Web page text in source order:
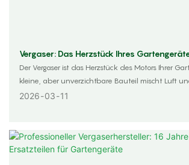
Vergaser: Das Herzstück Ihres
Der Vergaser ist das Herzstück des Motors Ihrer
kleine, aber unverzichtbare Bauteil mischt Luft
Rasenmäher, Kettensägen und Trimmer
Nerven. Ob Sie professioneller Landschaftsgärtner
sind – grundlegende Vergaserkenntnisse sorgen
2026 03 11